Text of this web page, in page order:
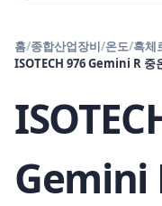
홈/종합산업장비/온도/흑체
ISOTECH 976 Gemini R 중
Gemini